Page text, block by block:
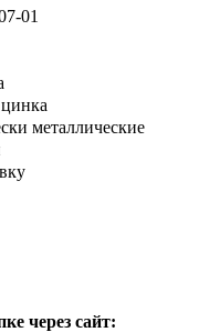
01
металлические
через сайт: